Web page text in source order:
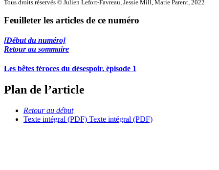
Tous droits réservés © Julien Lefort-Favreau, Jessie Mill, Marie Parent, 2022
Feuilleter les articles de ce numéro
[Début du numéro]
Retour au sommaire
Les bêtes féroces du désespoir, épisode 1
Plan de l’article
Retour au début
Texte intégral (PDF) Texte intégral (PDF)